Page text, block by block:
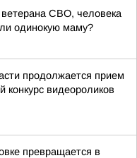
СВО, человека
одинокую маму?
продолжается прием
конкурс видеороликов
превращается в